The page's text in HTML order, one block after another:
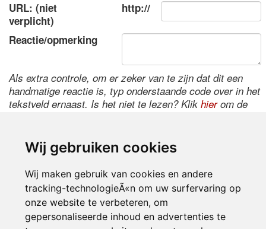
Wij gebruiken cookies
Wij maken gebruik van cookies en andere
tracking-technologieÃ«n om uw surfervaring op
onze website te verbeteren, om
gepersonaliseerde inhoud en advertenties te
URL: (niet
verplicht)
http://
Reactie/opmerking
Als extra controle, om er zeker van te zijn dat dit een
handmatige reactie is, typ onderstaande code over in het
tekstveld ernaast. Is het niet te lezen? Klik hierom de